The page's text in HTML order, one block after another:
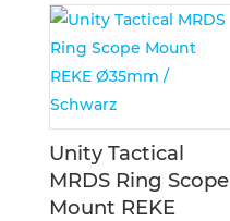
Unity Tactical
MRDS Ring Scope
Mount REKE